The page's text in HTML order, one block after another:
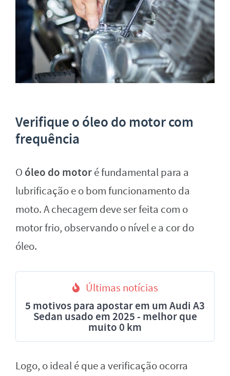
Verifique o óleo do motor com
frequência
O óleo do motoré fundamental para a
lubrificação e o bom funcionamento da
moto. A checagem deve ser feita com o
motor frio, observando o nível e a cor do
óleo.
Últimas notícias
5 motivos para apostar em um Audi A3
Sedan usado em 2025 - melhor que
muito 0 km
Logo, o ideal é que a verificação ocorra